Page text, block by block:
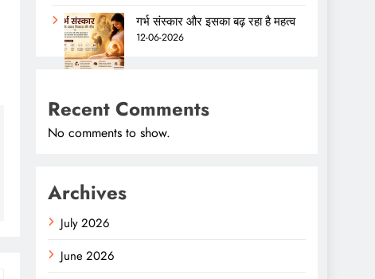
गर्भ संस्कार और इसका बढ़ रहा है महत्व
12-06-2026
Recent Comments
No comments to show.
Archives
July 2026
June 2026